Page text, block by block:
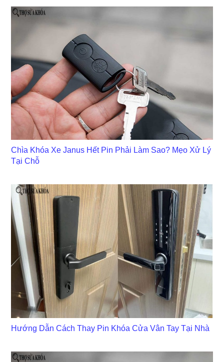
Chìa Khóa Xe Janus Hết Pin Phải Làm Sao? Mẹo Xử Lý
Tại Chỗ
Hướng Dẫn Cách Thay Pin Khóa Cửa Vân Tay Tại Nhà